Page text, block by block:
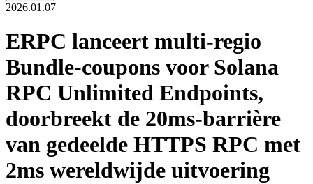
2026.01.07
ERPC lanceert multi-regio
Bundle-coupons voor Solana
RPC Unlimited Endpoints,
doorbreekt de 20ms-barrière
van gedeelde HTTPS RPC met
2ms wereldwijde uitvoering